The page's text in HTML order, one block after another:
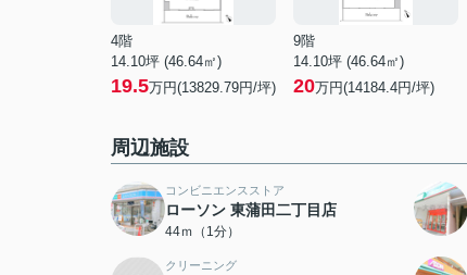
4階
14.10坪 (46.64㎡)
19.5万円(13829.79円/坪)
9階
14.10坪 (46.64㎡)
20万円(14184.4円/坪)
周辺施設
コンビニエンスストア
ローソン 東蒲田二丁目店
44ｍ（1分）
クリーニング